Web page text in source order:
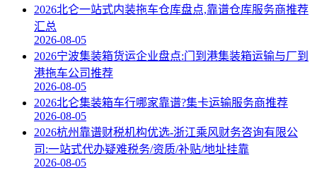
2026北仑一站式内装拖车仓库盘点,靠谱仓库服务商推荐
汇总
2026-08-05
2026宁波集装箱货运企业盘点:门到港集装箱运输与厂到
港拖车公司推荐
2026-08-05
2026北仑集装箱车行哪家靠谱?集卡运输服务商推荐
2026-08-05
2026杭州靠谱财税机构优选-浙江乘风财务咨询有限公
司:一站式代办疑难税务/资质/补贴/地址挂靠
2026-08-05